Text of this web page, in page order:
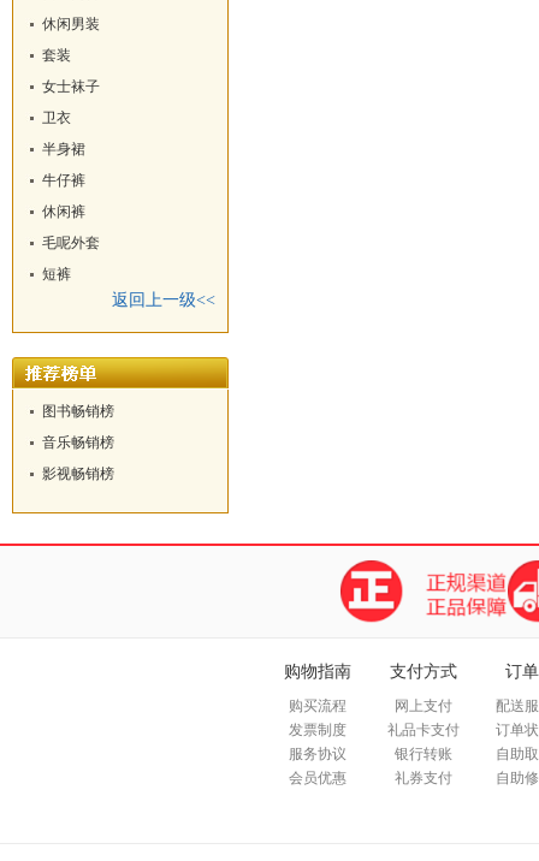
休闲男装
套装
女士袜子
卫衣
半身裙
牛仔裤
休闲裤
毛呢外套
短裤
返回上一级<<
图书畅销榜
音乐畅销榜
影视畅销榜
购物指南
购买流程
发票制度
服务协议
会员优惠
支付方式
网上支付
礼品卡支付
银行转账
礼券支付
订
配送
订单
自助
自助